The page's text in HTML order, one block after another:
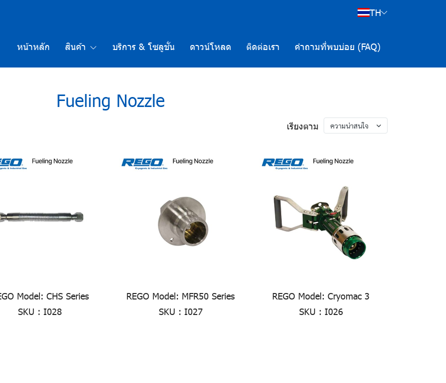
TH
หน้าหลัก สินค้า บริการ & โซลูชั่น ดาวน์โหลด ติดต่อเรา คำถามที่พบบ่อย (FAQ)
Fueling Nozzle
เรียงตาม ความน่าสนใจ
Model: CHS Series
SKU : I028
REGO Model: MFR50 Series
SKU : I027
REGO Model: Cryomac 3
SKU : I026